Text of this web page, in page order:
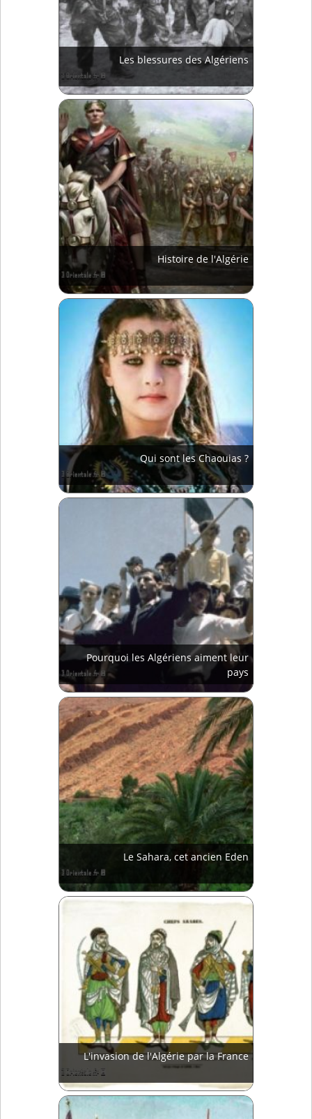
Les blessures des Algériens
Histoire de l'Algérie
Qui sont les Chaouias ?
Pourquoi les Algériens aiment leur
pays
Le Sahara, cet ancien Eden
L'invasion de l'Algérie par la France